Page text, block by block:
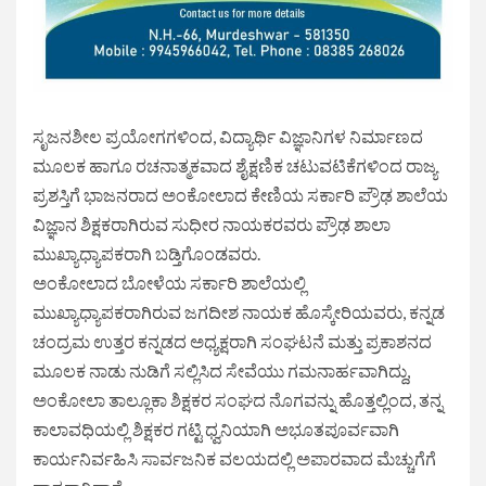
ಸೃಜನಶೀಲ ಪ್ರಯೋಗಗಳಿಂದ, ವಿದ್ಯಾರ್ಥಿ ವಿಜ್ಞಾನಿಗಳ ನಿರ್ಮಾಣದ
ಮೂಲಕ ಹಾಗೂ ರಚನಾತ್ಮಕವಾದ ಶೈಕ್ಷಣಿಕ ಚಟುವಟಿಕೆಗಳಿಂದ ರಾಜ್ಯ
ಪ್ರಶಸ್ತಿಗೆ ಭಾಜನರಾದ ಅಂಕೋಲಾದ ಕೇಣಿಯ ಸರ್ಕಾರಿ ಪ್ರೌಢ ಶಾಲೆಯ
ವಿಜ್ಞಾನ ಶಿಕ್ಷಕರಾಗಿರುವ ಸುಧೀರ ನಾಯಕರವರು ಪ್ರೌಢ ಶಾಲಾ
ಮುಖ್ಯಾಧ್ಯಾಪಕರಾಗಿ ಬಡ್ತಿಗೊಂಡವರು.
ಅಂಕೋಲಾದ ಬೋಳೆಯ ಸರ್ಕಾರಿ ಶಾಲೆಯಲ್ಲಿ
ಮುಖ್ಯಾಧ್ಯಾಪಕರಾಗಿರುವ ಜಗದೀಶ ನಾಯಕ ಹೊಸ್ಕೇರಿಯವರು, ಕನ್ನಡ
ಚಂದ್ರಮ ಉತ್ತರ ಕನ್ನಡದ ಅಧ್ಯಕ್ಷರಾಗಿ ಸಂಘಟನೆ ಮತ್ತು ಪ್ರಕಾಶನದ
ಮೂಲಕ ನಾಡು ನುಡಿಗೆ ಸಲ್ಲಿಸಿದ ಸೇವೆಯು ಗಮನಾರ್ಹವಾಗಿದ್ದು,
ಅಂಕೋಲಾ ತಾಲ್ಲೂಕಾ ಶಿಕ್ಷಕರ ಸಂಘದ ನೊಗವನ್ನು ಹೊತ್ತಲ್ಲಿಂದ, ತನ್ನ
ಕಾಲಾವಧಿಯಲ್ಲಿ ಶಿಕ್ಷಕರ ಗಟ್ಟಿ ಧ್ವನಿಯಾಗಿ ಅಭೂತಪೂರ್ವವಾಗಿ
ಕಾರ್ಯನಿರ್ವಹಿಸಿ ಸಾರ್ವಜನಿಕ ವಲಯದಲ್ಲಿ ಅಪಾರವಾದ ಮೆಚ್ಚುಗೆಗೆ